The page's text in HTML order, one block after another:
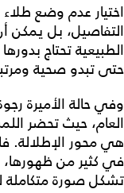
اختيار عدم وضع
التفاصيل، بل يمكن
الطبيعية تحتاج
حتى تبدو صحية
وفي حالة الأميرة
العام، حيث تحضر
هي محور الإطلالة.
في كثير من ظهورها،
تشكل صورة